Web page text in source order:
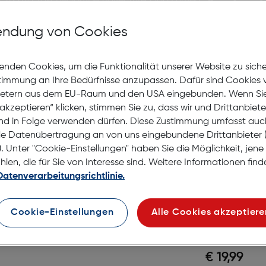
Axxtra
Lagernd | 6
€ 39,99
in den
Axxtra
120
IPX6
Gratis Versand
Lagernd | 6
€ 19,99
von Cookies
Cookies, um die Funktionalität unserer Website zu
an Ihre Bedürfnisse anzupassen. Dafür sind Cookies
aus dem EU-Raum und den USA eingebunden. Wenn
klicken, stimmen Sie zu, dass wir und
in Folge verwenden dürfen. Diese Zustimmung umfasst
Datenübertragung an von uns eingebundene Drittanbieter
Unter "Cookie-Einstellungen" haben Sie die Möglichkeit,
die für Sie von Interesse sind. Weitere Informationen
Cookie-Einstellungen Alle Cookies